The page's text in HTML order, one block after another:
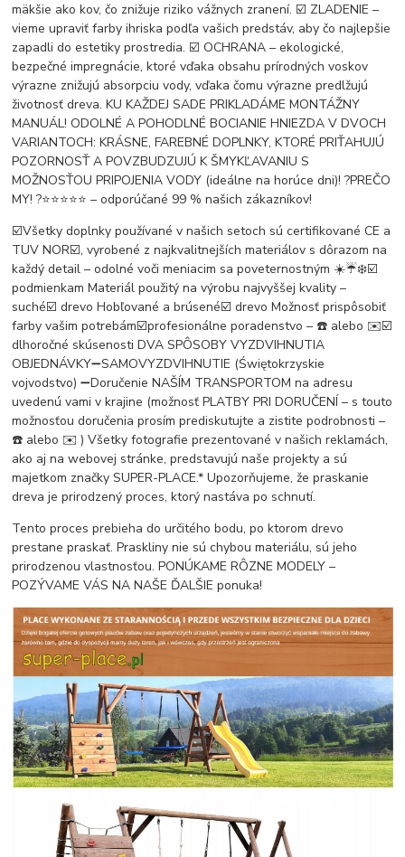
mäkšie ako kov, čo znižuje riziko vážnych zranení. ☑️ ZLADENIE –
vieme upraviť farby ihriska podľa vašich predstáv, aby čo najlepšie
zapadli do estetiky prostredia. ☑️ OCHRANA – ekologické,
bezpečné impregnácie, ktoré vďaka obsahu prírodných voskov
výrazne znižujú absorpciu vody, vďaka čomu výrazne predlžujú
životnosť dreva. KU KAŽDEJ SADE PRIKLADÁME MONTÁŽNY
MANUÁL! ODOLNÉ A POHODLNÉ BOCIANIE HNIEZDA V DVOCH
VARIANTOCH: KRÁSNE, FAREBNÉ DOPLNKY, KTORÉ PRIŤAHUJÚ
POZORNOSŤ A POVZBUDZUJÚ K ŠMYKĽAVANIU S
MOŽNOSŤOU PRIPOJENIA VODY (ideálne na horúce dni)! ?️PREČO
MY! ?️⭐️⭐️⭐️⭐️⭐️ – odporúčané 99 % našich zákazníkov!
☑️Všetky doplnky používané v našich setoch sú certifikované CE a
TUV NOR☑️, vyrobené z najkvalitnejších materiálov s dôrazom na
každý detail – odolné voči meniacim sa poveternostným ☀️☔️❄️☑️
podmienkam Materiál použitý na výrobu najvyššej kvality –
suché☑️ drevo Hobľované a brúsené☑️ drevo Možnosť prispôsobiť
farby vašim potrebám☑️profesionálne poradenstvo – ☎️ alebo ✉️☑️
dlhoročné skúsenosti DVA SPÔSOBY VYZDVIHNUTIA
OBJEDNÁVKY➖SAMOVYZDVIHNUTIE (Świętokrzyskie
vojvodstvo) ➖Doručenie NAŠÍM TRANSPORTOM na adresu
uvedenú vami v krajine (možnosť PLATBY PRI DORUČENÍ – s touto
možnosťou doručenia prosím prediskutujte a zistite podrobnosti –
☎️ alebo ✉️ ) Všetky fotografie prezentované v našich reklamách,
ako aj na webovej stránke, predstavujú naše projekty a sú
majetkom značky SUPER-PLACE.* Upozorňujeme, že praskanie
dreva je prirodzený proces, ktorý nastáva po schnutí.
Tento proces prebieha do určitého bodu, po ktorom drevo
prestane praskať. Praskliny nie sú chybou materiálu, sú jeho
prirodzenou vlastnosťou. PONÚKAME RÔZNE MODELY –
POZÝVAME VÁS NA NAŠE ĎALŠIE ponuka!